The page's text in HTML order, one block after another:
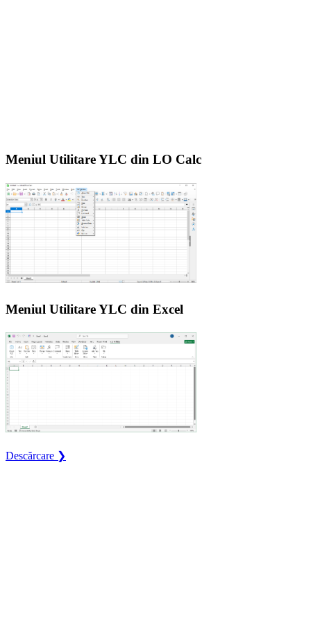
Meniul Utilitare YLC din LO Calc
Meniul Utilitare YLC din Excel
Descărcare ❯